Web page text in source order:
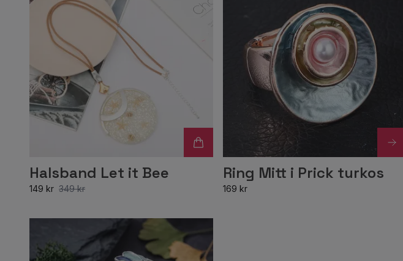
Halsband Let it Bee
149 kr 349 kr
Ring Mitt i Prick turkos
169 kr